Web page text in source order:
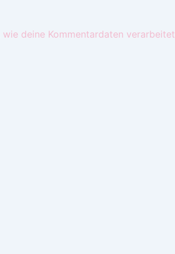
wie deine Kommentardaten verarbeitet